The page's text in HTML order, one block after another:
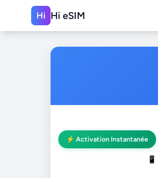
Hi Hi eSIM
⚡ Activation Instantanée
📱